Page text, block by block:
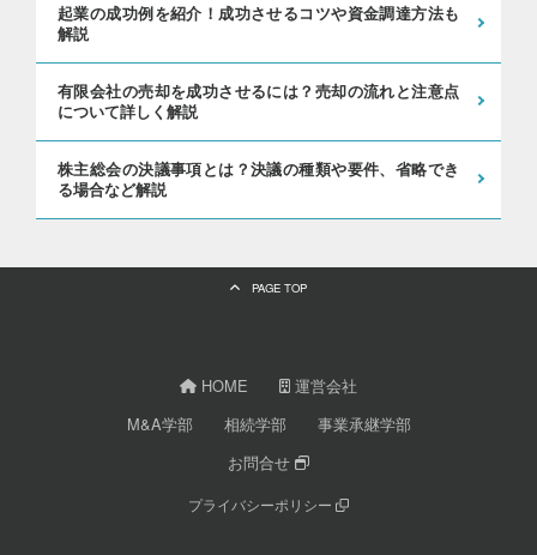
起業の成功例を紹介！成功させるコツや資金調達方法も
解説
有限会社の売却を成功させるには？売却の流れと注意点
について詳しく解説
株主総会の決議事項とは？決議の種類や要件、省略でき
る場合など解説
PAGE TOP
HOME
運営会社
M&A学部
相続学部
事業承継学部
お問合せ
プライバシーポリシー